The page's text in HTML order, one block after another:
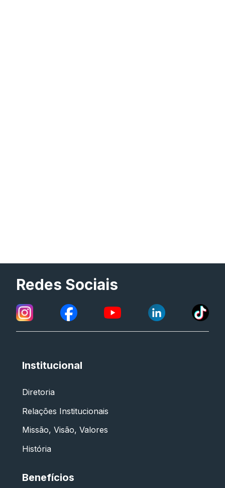
Redes Sociais
Institucional
Diretoria
Relações Institucionais
Missão, Visão, Valores
História
Benefícios